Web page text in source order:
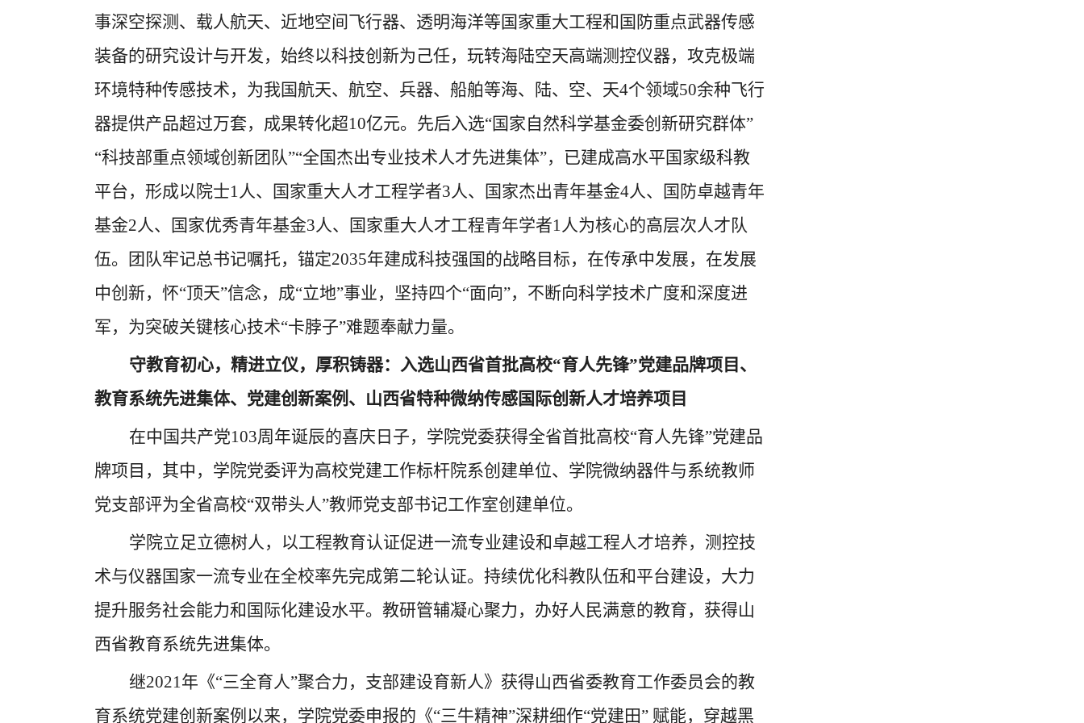
事深空探测、载人航天、近地空间飞行器、透明海洋等国家重大工程和国防重点武器传感
装备的研究设计与开发，始终以科技创新为己任，玩转海陆空天高端测控仪器，攻克极端
环境特种传感技术，为我国航天、航空、兵器、船舶等海、陆、空、天4个领域50余种飞行
器提供产品超过万套，成果转化超10亿元。先后入选“国家自然科学基金委创新研究群体”
“科技部重点领域创新团队”“全国杰出专业技术人才先进集体”，已建成高水平国家级科教
平台，形成以院士1人、国家重大人才工程学者3人、国家杰出青年基金4人、国防卓越青年
基金2人、国家优秀青年基金3人、国家重大人才工程青年学者1人为核心的高层次人才队
伍。团队牢记总书记嘱托，锚定2035年建成科技强国的战略目标，在传承中发展，在发展
中创新，怀“顶天”信念，成“立地”事业，坚持四个“面向”，不断向科学技术广度和深度进
军，为突破关键核心技术“卡脖子”难题奉献力量。
守教育初心，精进立仪，厚积铸器：入选山西省首批高校“育人先锋”党建品牌项目、
教育系统先进集体、党建创新案例、山西省特种微纳传感国际创新人才培养项目
在中国共产党103周年诞辰的喜庆日子，学院党委获得全省首批高校“育人先锋”党建品
牌项目，其中，学院党委评为高校党建工作标杆院系创建单位、学院微纳器件与系统教师
党支部评为全省高校“双带头人”教师党支部书记工作室创建单位。
学院立足立德树人，以工程教育认证促进一流专业建设和卓越工程人才培养，测控技
术与仪器国家一流专业在全校率先完成第二轮认证。持续优化科教队伍和平台建设，大力
提升服务社会能力和国际化建设水平。教研管辅凝心聚力，办好人民满意的教育，获得山
西省教育系统先进集体。
继2021年《“三全育人”聚合力，支部建设育新人》获得山西省委教育工作委员会的教
育系统党建创新案例以来，学院党委申报的《“三牛精神”深耕细作“党建田” 赋能，穿越黑